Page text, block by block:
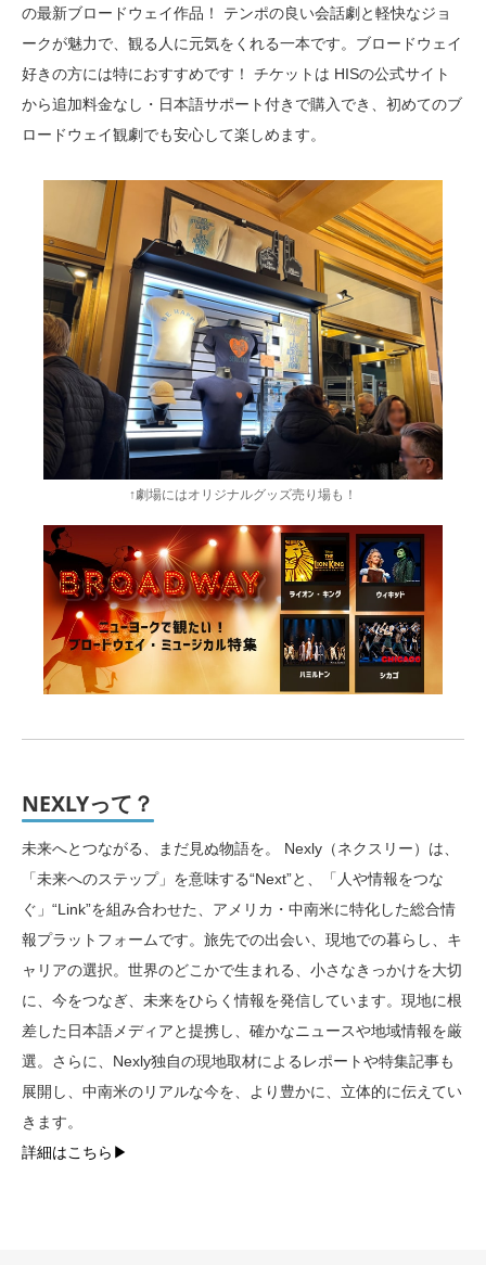
の最新ブロードウェイ作品！ テンポの良い会話劇と軽快なジョ
ークが魅力で、観る人に元気をくれる一本です。ブロードウェイ
好きの方には特におすすめです！ チケットは HISの公式サイト
から追加料金なし・日本語サポート付きで購入でき、初めてのブ
ロードウェイ観劇でも安心して楽しめます。
↑劇場にはオリジナルグッズ売り場も！
NEXLYって？
未来へとつながる、まだ見ぬ物語を。 Nexly（ネクスリー）は、
「未来へのステップ」を意味する“Next”と、「人や情報をつな
ぐ」“Link”を組み合わせた、アメリカ・中南米に特化した総合情
報プラットフォームです。旅先での出会い、現地での暮らし、キ
ャリアの選択。世界のどこかで生まれる、小さなきっかけを大切
に、今をつなぎ、未来をひらく情報を発信しています。現地に根
差した日本語メディアと提携し、確かなニュースや地域情報を厳
選。さらに、Nexly独自の現地取材によるレポートや特集記事も
展開し、中南米のリアルな今を、より豊かに、立体的に伝えてい
きます。
詳細はこちら▶︎